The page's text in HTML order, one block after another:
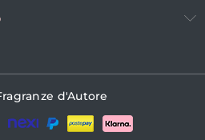
d'Autore